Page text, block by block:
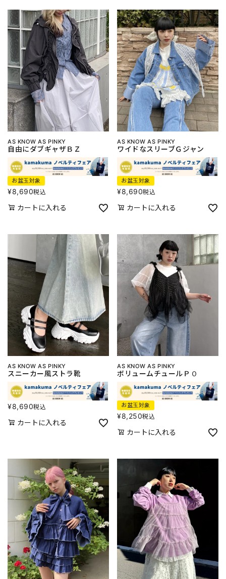
AS KNOW AS PINKY
自由にダブギャザＢＺ
お盆玉対象
¥8,690税込
カートに入れる
AS KNOW AS PINKY
ワイドなスリーブＧジャン
お盆玉対象
¥8,690税込
カートに入れる
AS KNOW AS PINKY
スニーカー風ストラ靴
¥8,690税込
カートに入れる
AS KNOW AS PINKY
ボリュームチュールＰＯ
お盆玉対象
¥8,250税込
カートに入れる